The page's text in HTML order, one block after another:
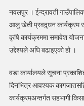
नवलपुर । ईन्द्रावती
आलु खेती प्रवद्र्धन कार्यक्रम
कृषि कार्यक्रममा समावेश
उद्देश्यले अघि बढाइएको हो ।
वडा कार्यालयले सूचना
दिनभित्र आवश्यक
कार्यक्रमअन्तर्गत सहभागी